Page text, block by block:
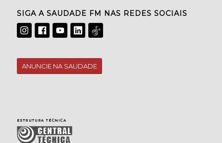
SIGA A SAUDADE FM NAS REDES SOCIAIS
ANUNCIE NA SAUDADE